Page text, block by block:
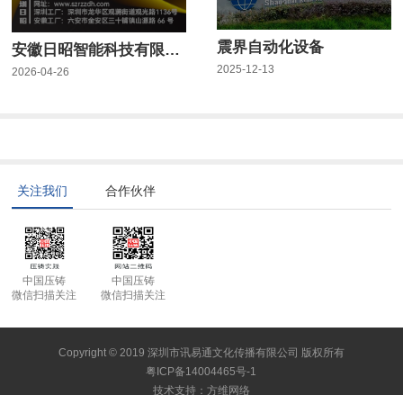
安徽日昭智能科技有限公司
2026-04-26
震界自动化设备
2025-12-13
关注我们 合作伙伴
中国压铸
微信扫描关注
中国压铸
微信扫描关注
Copyright © 2019 深圳市讯易通文化传播有限公司 版权所有
粤ICP备14004465号-1
技术支持： 方维网络